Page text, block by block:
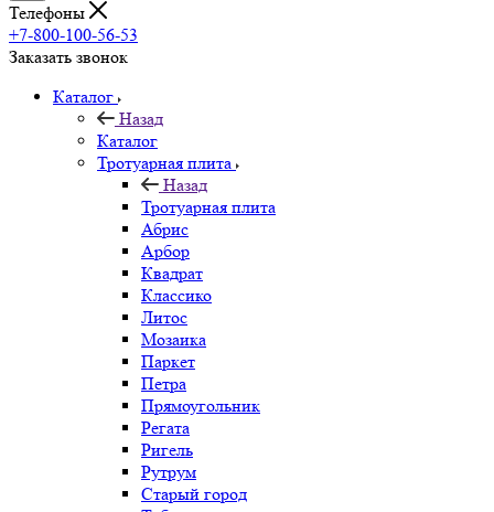
Телефоны
+7-800-100-56-53
Заказать звонок
Каталог
Назад
Каталог
Тротуарная плита
Назад
Тротуарная плита
Абрис
Арбор
Квадрат
Классико
Литос
Мозаика
Паркет
Петра
Прямоугольник
Регата
Ригель
Рутрум
Старый город